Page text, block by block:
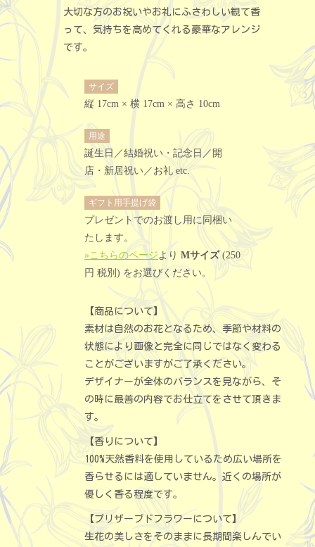
大切な方のお祝いやお礼にふさわしい観て香
って、気持ちを高めてくれる豪華なアレンジ
です。
サイズ
縦 17cm × 横 17cm × 高さ 10cm
用途
誕生日／結婚祝い・記念日／開
店・新居祝い／お礼 etc.
ギフト用手提げ袋
プレゼントでのお渡し用に同梱い
たします。
»こちらのページ より Mサイズ(250
円 税別) をお選びください。
【商品について】
素材は自然のお花となるため、季節や材料の
状態により画像と完全に同じではなく変わる
ことがございますがご了承ください。
デザイナーが全体のバランスを見ながら、そ
の時に最善の内容でお仕立てをさせて頂きま
す。
【香りについて】
100%天然香料を使用しているため広い場所を
香らせるには適していません。近くの場所が
優しく香る程度です。
【プリザーブドフラワーについて】
生花の美しさをそのままに長期間楽しんでい